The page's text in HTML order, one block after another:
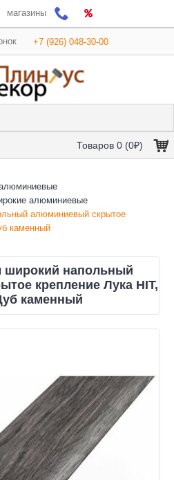
магазины
+7 (926) 048-30-00
Товаров 0 (0₽)
алюминиевые
алюминиевый скрытое
каменный
широкий напольный
крепление Лука HIT,
каменный